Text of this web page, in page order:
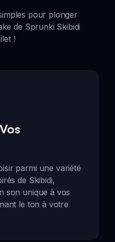
pour plonger
de Sprunki Skibidi
!
parmi une variété
de Skibidi,
son unique à vos
le ton à votre